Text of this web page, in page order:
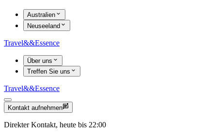
Australien
Neuseeland
Travel&&Essence
Über uns
Treffen Sie uns
Travel&&Essence
Kontakt aufnehmen
Direkter Kontakt, heute bis 22:00